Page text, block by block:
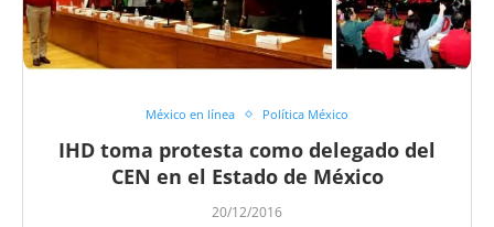
México en línea Política México
IHD toma protesta como delegado del
CEN en el Estado de México
20/12/2016